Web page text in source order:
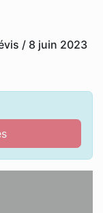
/ 8 juin 2023